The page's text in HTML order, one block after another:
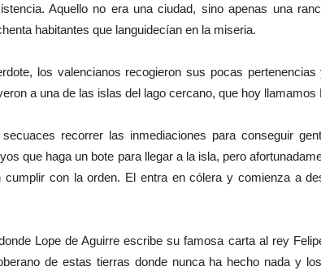
Aquello no era una ciudad, sino apenas una
habitantes que languidecían en la miseria.
los valencianos recogieron sus pocas
a una de las islas del lago cercano, que hoy llamamos
recorrer las inmediaciones para conseguir
que haga un bote para llegar a la isla, pero
cumplir con la orden. El entra en cólera y comienza a
Lope de Aguirre escribe su famosa carta al rey
de estas tierras donde nunca ha hecho nada y